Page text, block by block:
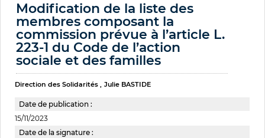
Modification de la liste des
membres composant la
commission prévue à l’article L.
223-1 du Code de l’action
sociale et des familles
Direction des Solidarités Julie BASTIDE
Date de publication :
15/11/2023
Date de la signature :